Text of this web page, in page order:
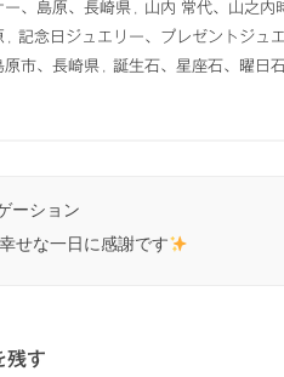
ー、島原、長崎県
山内 常代、山之内
記念日ジュエリー、プレゼントジュ
原市、長崎県
誕生石、星座石、曜日
ーション
せな一日に感謝です
残す